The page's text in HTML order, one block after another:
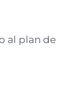
al plan de